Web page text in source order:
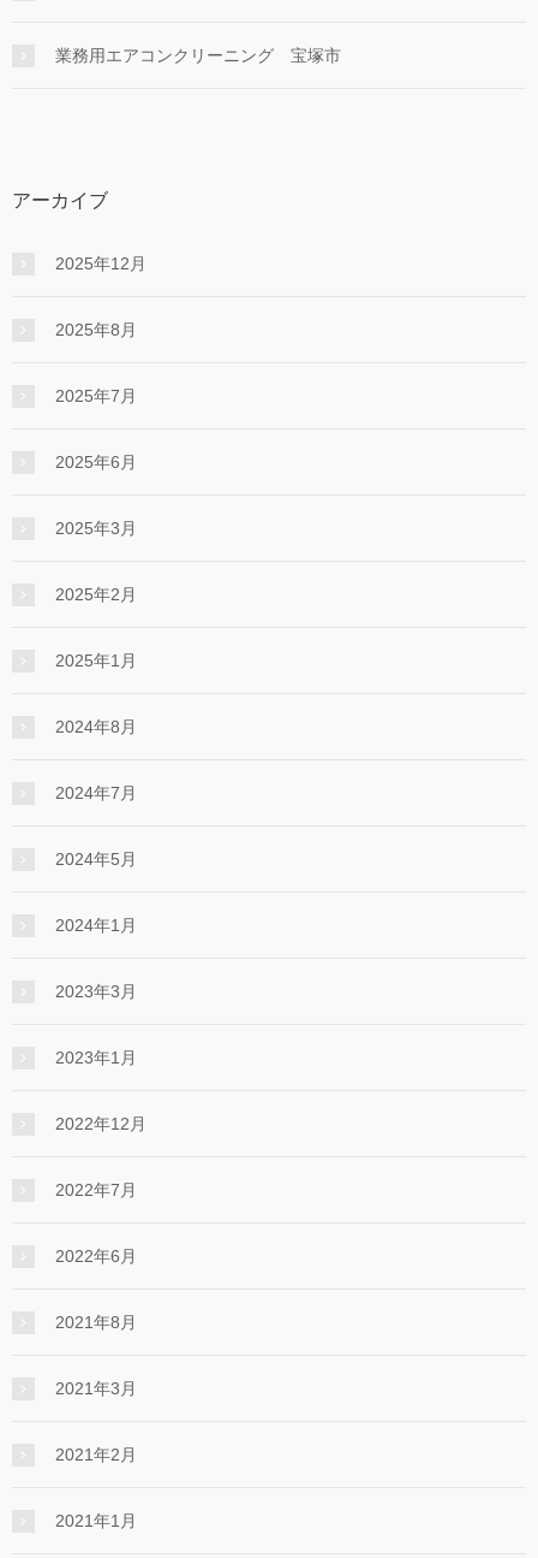
業務用エアコンクリーニング 宝塚市
アーカイブ
2025年12月
2025年8月
2025年7月
2025年6月
2025年3月
2025年2月
2025年1月
2024年8月
2024年7月
2024年5月
2024年1月
2023年3月
2023年1月
2022年12月
2022年7月
2022年6月
2021年8月
2021年3月
2021年2月
2021年1月